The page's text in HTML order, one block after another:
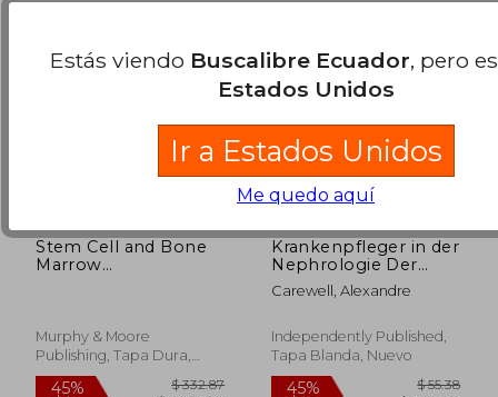
15%
dcto.
$ 22.50
$ 19.13
45%
dcto. $
Stem Cell and Bone
Marrow
Murphy & Moore
Publishing, Tapa Dura,
Nuevo
Krankenpfleger in der
Nephrologie Der
vollständige Leitfaden
(en Alemán)
Carewell, Alexandre
Independently Published,
Tapa Blanda, Nuevo
Estás viendo Buscalibre Ecuador, pero
Estados Unidos
Ir a Estados Unidos
Me quedo aquí